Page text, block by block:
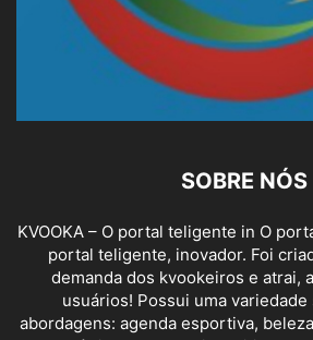
SOBRE NÓS
KVOOKA – O portal teligente in O
portal teligente, inovador. Foi
demanda dos kvookeiros e atrai,
usuários! Possui uma
abordagens: agenda esportiva,